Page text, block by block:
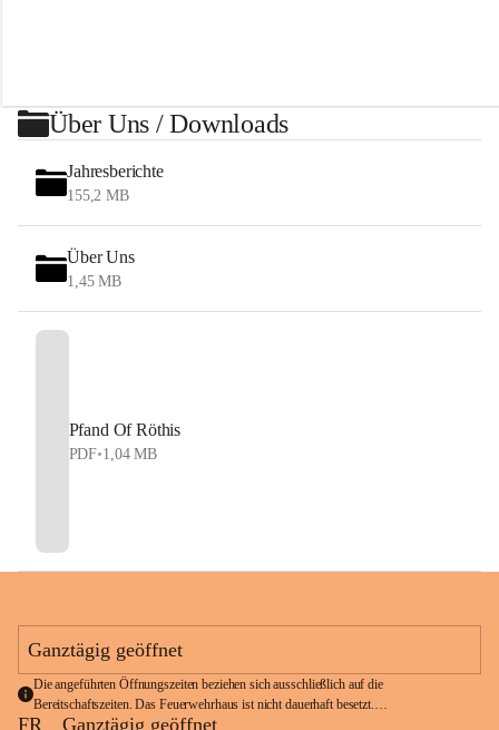
Über Uns / Downloads
Jahresberichte
155,2 MB
Über Uns
1,45 MB
Pfand Of Röthis
PDF•1,04 MB
Ganztägig geöffnet
Die angeführten Öffnungszeiten beziehen sich ausschließlich auf die
Bereitschaftszeiten. Das Feuerwehrhaus ist nicht dauerhaft besetzt.
Im Notfall wählen Sie bitte die Notrufnummer
FR
Ganztägig geöffnet